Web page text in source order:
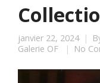
janvier 22, 2024
Galerie OF
No